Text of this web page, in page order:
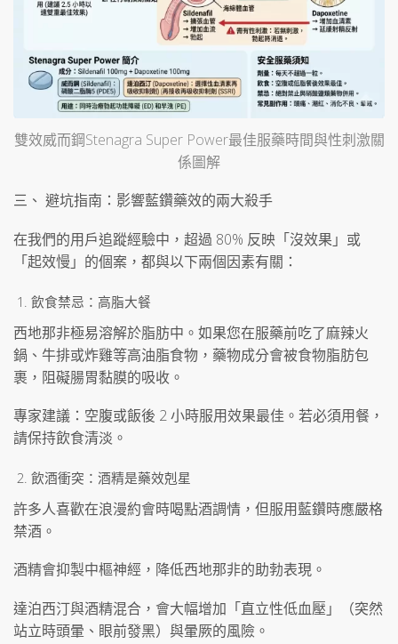
雙效威而鋼Stenagra Super Power最佳服藥時間與性刺激關
係圖解
三、 避坑指南：影響藍鑽藥效的兩大殺手
在我們的用戶追蹤經驗中，超過 80% 反映「沒效果」或
「起效慢」的個案，都與以下兩個因素有關：
飲食禁忌：高脂大餐
西地那非極易溶解於脂肪中。如果您在服藥前吃了麻辣火
鍋、牛排或炸雞等高油脂食物，藥物成分會被食物脂肪包
裹，阻礙腸胃黏膜的吸收。
專家建議：空腹或飯後 2 小時服用效果最佳。若必須用餐，
請保持飲食清淡。
飲酒衝突：酒精是藥效剋星
許多人喜歡在浪漫約會時喝點酒調情，但服用藍鑽時應嚴格
禁酒。
酒精會抑製中樞神經，降低西地那非的助勃表現。
達泊西汀與酒精混合，會大幅增加「直立性低血壓」（突然
站立時頭暈、眼前發黑）與暈厥的風險。